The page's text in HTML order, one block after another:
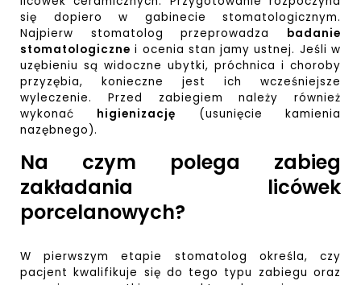
się dopiero w gabinecie stomatologicznym.
Najpierw stomatolog przeprowadza badanie
stomatologiczne i ocenia stan jamy ustnej. Jeśli w
uzębieniu są widoczne ubytki, próchnica i choroby
przyzębia, konieczne jest ich wcześniejsze
wyleczenie. Przed zabiegiem należy również
wykonać higienizację (usunięcie kamienia
nazębnego).
Na czym polega zabieg
zakładania licówek
porcelanowych?
W pierwszym etapie stomatolog określa, czy
pacjent kwalifikuje się do tego typu zabiegu oraz